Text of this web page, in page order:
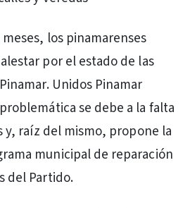
los pinamarenses
por el estado de las
Unidos Pinamar
se debe a la falta
y, raíz del mismo, propone la
municipal de reparación
del Partido.